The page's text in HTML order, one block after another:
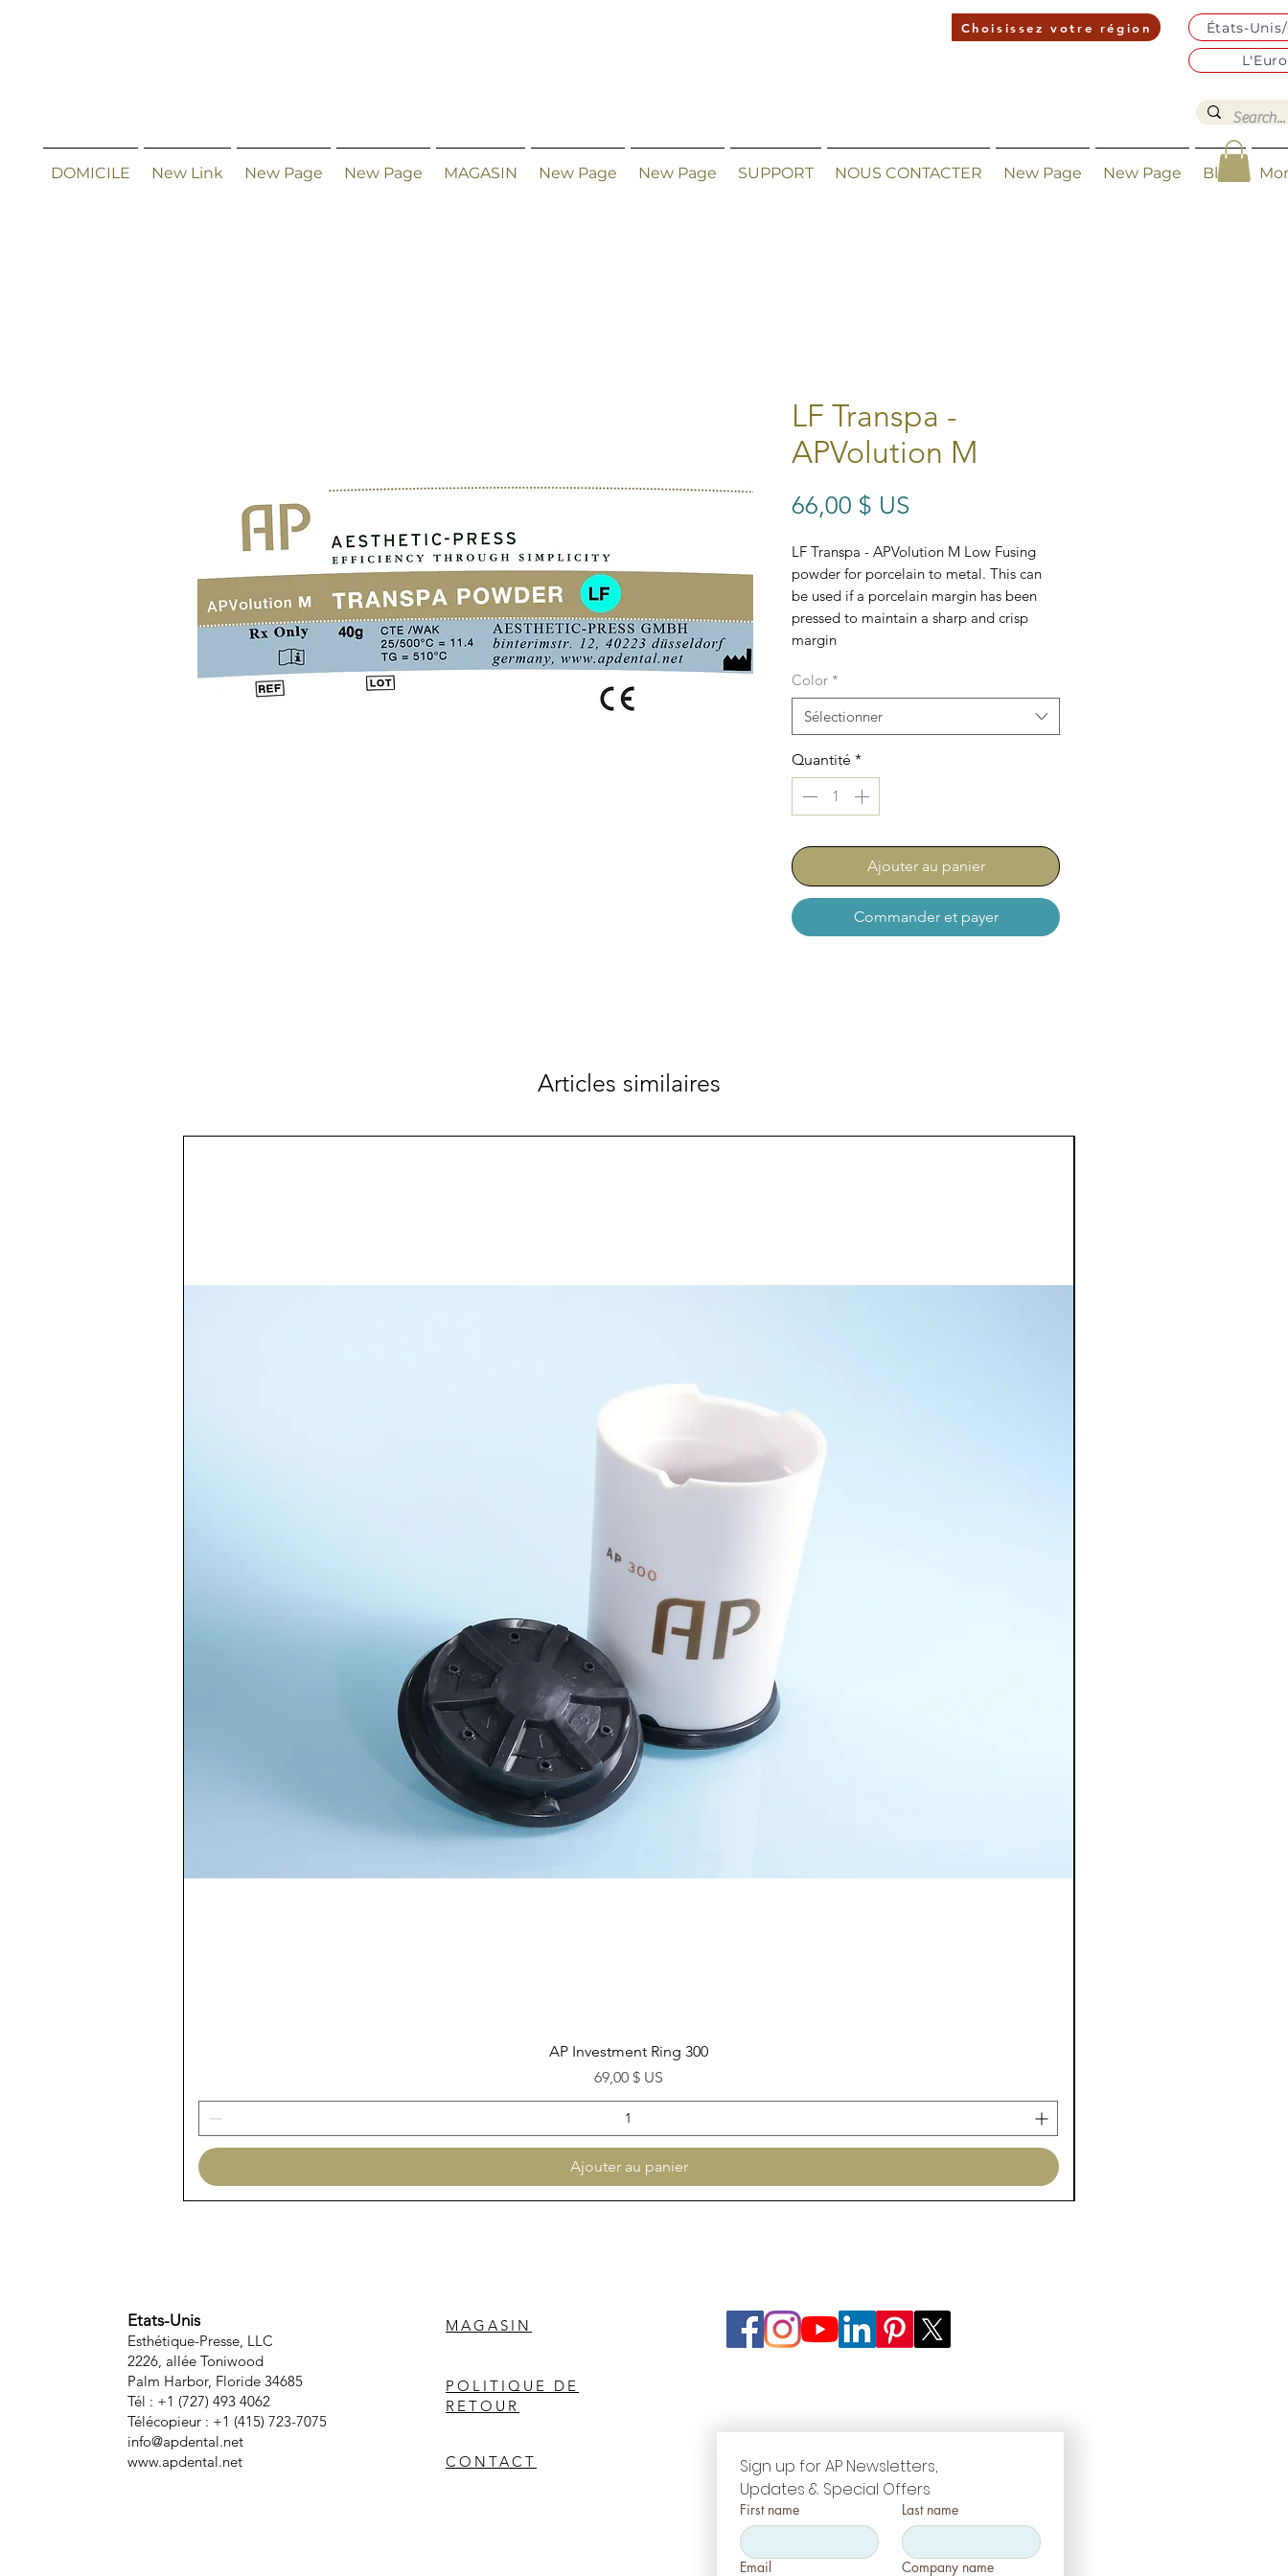
Choisissez votre région
États-
DOMICILE New Link New Page New Page MAGASIN New Page New Page SUPPORT NOUS CONTACTER New Page New Page Blog
LF Transpa -
APVolution M
66,00 $ US
LF Transpa - APVolution M Low Fusing
powder for porcelain to metal. This can
be used if a porcelain margin has been
pressed to maintain a sharp and crisp
margin
Color *
Sélectionner
Quantité *
Ajouter au panier
Commander et payer
Articles similaires
Aperçu rapide
AP Investment Ring 300
Prix
69,00 $ US
Ajouter au panier
Etats-Unis
Esthétique-Presse, LLC
2226, allée Toniwood
Palm Harbor, Floride 34685
Tél : +1 (727) 493 4062
Télécopieur : +1 (415) 723-7075
info@apdental.net
www.apdental.net
MAGASIN
POLITIQUE DE
RETOUR
CONTACT
Sign up for AP Newsletters,
Updates & Special Offers
First name Last name
Email Company name